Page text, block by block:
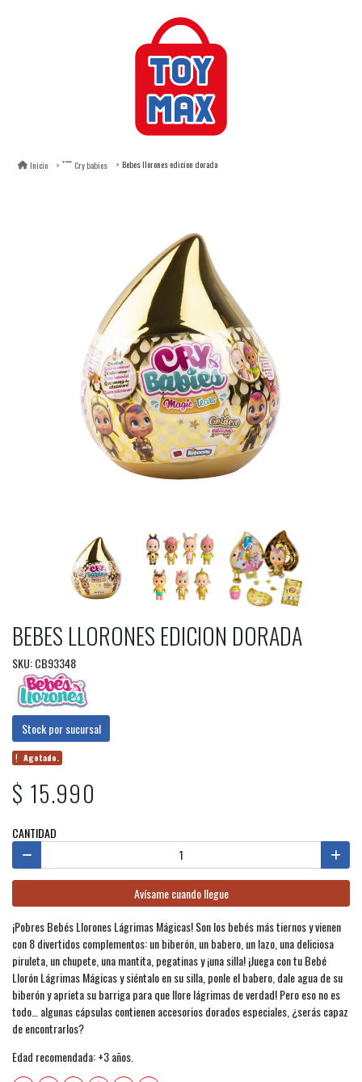
Inicio Cry babies Bebes llorones edicion dorada
BEBES LLORONES EDICION DORADA
SKU: CB93348
Stock por sucursal
Agotado.
$ 15.990
CANTIDAD
Avísame cuando llegue
¡Pobres Bebés Llorones Lágrimas Mágicas! Son los bebés más tiernos y vienen
con 8 divertidos complementos: un biberón, un babero, un lazo, una deliciosa
piruleta, un chupete, una mantita, pegatinas y ¡una silla! ¡Juega con tu Bebé
Llorón Lágrimas Mágicas y siéntalo en su silla, ponle el babero, dale agua de su
biberón y aprieta su barriga para que llore lágrimas de verdad! Pero eso no es
todo… algunas cápsulas contienen accesorios dorados especiales, ¿serás capaz
de encontrarlos?
Edad recomendada: +3 años.